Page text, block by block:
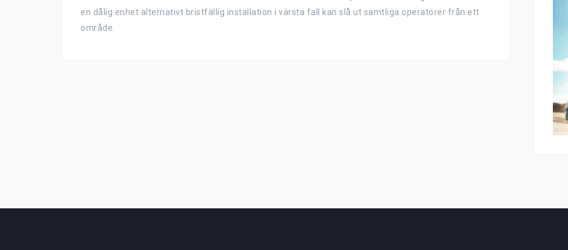
en dålig enhet alternativt bristfällig installation i värsta fall kan slå ut samtliga operatörer från ett
område.